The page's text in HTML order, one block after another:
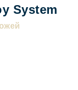
System